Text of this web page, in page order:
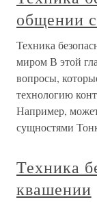
общении
Техника
миром В этой
вопросы,
технологию
Например,
сущностями
Техника
квашении